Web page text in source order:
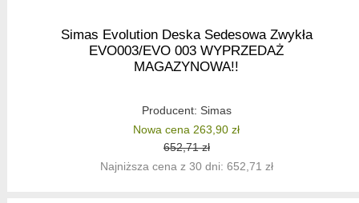
Simas Evolution Deska Sedesowa Zwykła
EVO003/EVO 003 WYPRZEDAŻ
MAGAZYNOWA!!
Producent: Simas
Nowa cena 263,90 zł
652,71 zł
Najniższa cena z 30 dni: 652,71 zł